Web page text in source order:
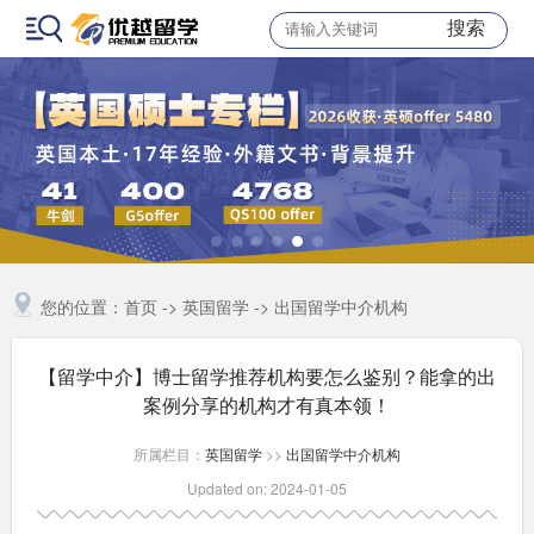
搜索
您的位置： 首页-> 英国留学-> 出国留学中介机构
【留学中介】博士留学推荐机构要怎么鉴别？能拿的出
案例分享的机构才有真本领！
所属栏目： 英国留学 >> 出国留学中介机构
Updated on: 2024-01-05